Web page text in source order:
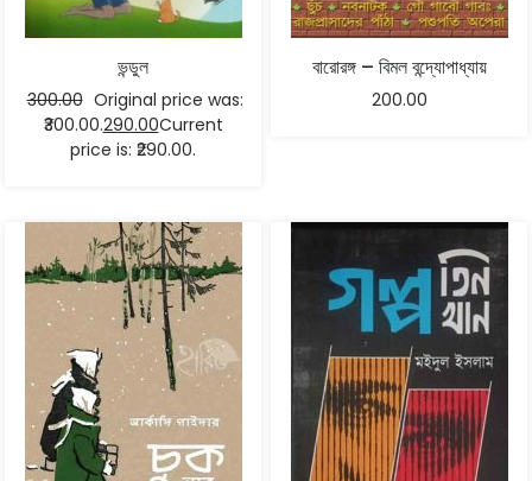
ভন্ডুল
300.00 Original price was:
₹300.00.290.00Current
price is: ₹290.00.
বারোরঙ্গ – বিমল বন্দ্যোপাধ্যায়
200.00